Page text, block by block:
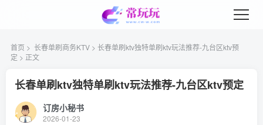
首页 > 长春单刷商务KTV > 长春单刷ktv独特单刷ktv玩法推荐-九台区ktv预
定 > 正文
长春单刷ktv独特单刷ktv玩法推荐-九台区ktv预定
订房小秘书
2026-01-23